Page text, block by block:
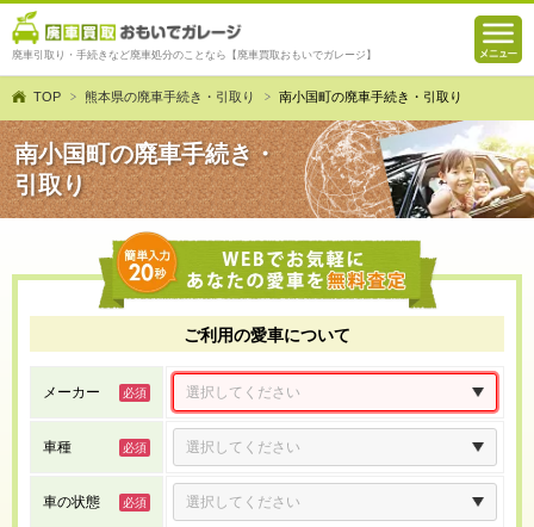
廃車引取り・手続きなど廃車処分のことなら【廃車買取おもいでガレージ】
TOP 熊本県の廃車手続き・引取り 南小国町の廃車手続き・引取り
南小国町の廃車手続き・
引取り
ご利用の愛車について
メーカー
車種
車の状態